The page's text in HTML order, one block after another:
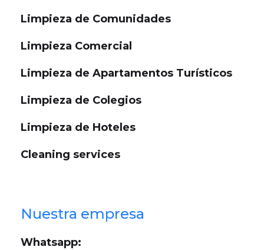
Limpieza de Comunidades
Limpieza Comercial
Limpieza de Apartamentos Turísticos
Limpieza de Colegios
Limpieza de Hoteles
Cleaning services
Nuestra empresa
Whatsapp: